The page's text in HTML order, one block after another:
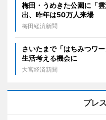
梅田・うめきた公園に「
出、昨年は50万人来場
梅田経済新聞
さいたまで「はちみつワ
生活考える機会に
大宮経済新聞
プレ